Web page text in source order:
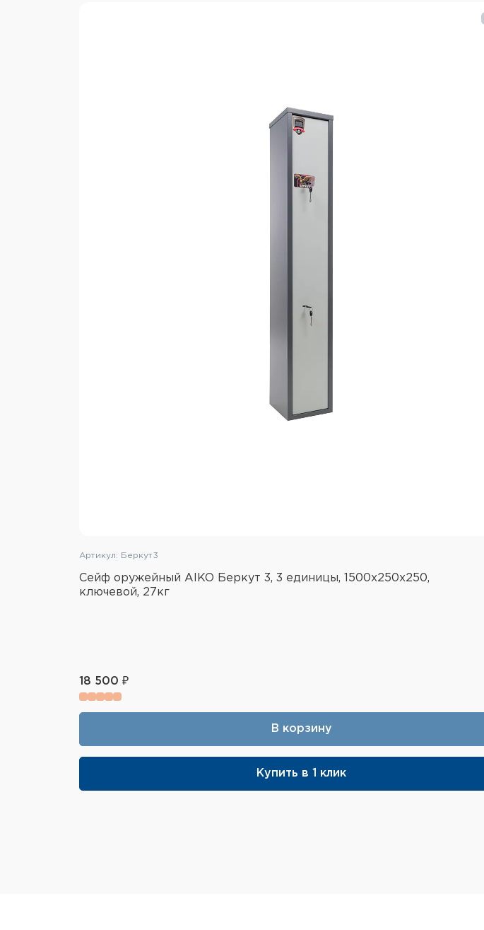
Артикул: Беркут3
Сейф оружейный AIKO Беркут 3, 3 единицы, 1500x250x250,
ключевой, 27кг
18 500 ₽
В корзину
Купить в 1 клик